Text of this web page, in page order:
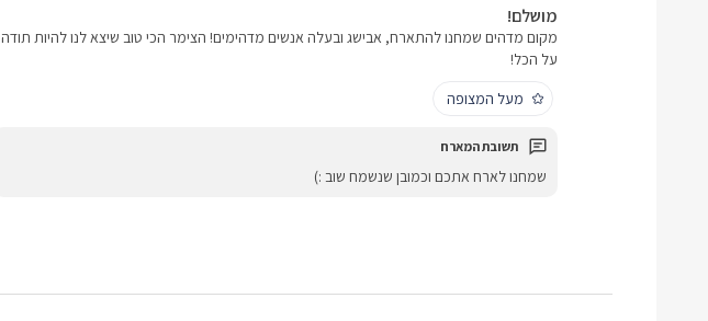
מושלם!
מקום מדהים שמחנו להתארח, אבישג ובעלה אנשים מדהימים! הצימר הכי טוב שיצא לנו להיות תודה
על הכל!
מעל המצופה
שמחנו לארח אתכם וכמובן שנשמח שוב :)